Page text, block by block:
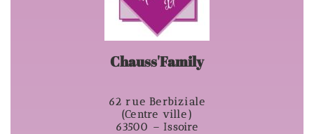
Chauss'Family
62 rue Berbiziale
(Centre ville)
63500 – Issoire